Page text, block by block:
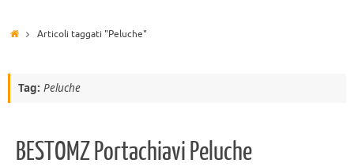
Articoli taggati "Peluche"
Tag: Peluche
BESTOMZ Portachiavi Peluche